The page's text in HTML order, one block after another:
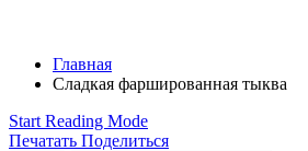
Главная
Сладкая фаршированная тыква
Start Reading Mode
Печатать Поделиться